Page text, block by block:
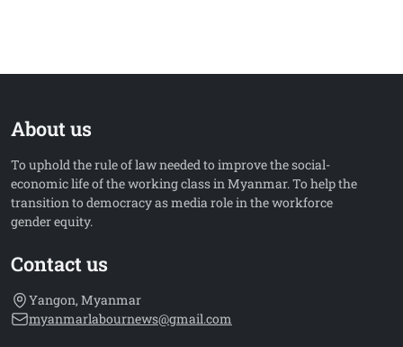
About us
To uphold the rule of law needed to improve the social-
economic life of the working class in Myanmar. To help the
transition to democracy as media role in the workforce
gender equity.
Contact us
Yangon, Myanmar
myanmarlabournews@gmail.com